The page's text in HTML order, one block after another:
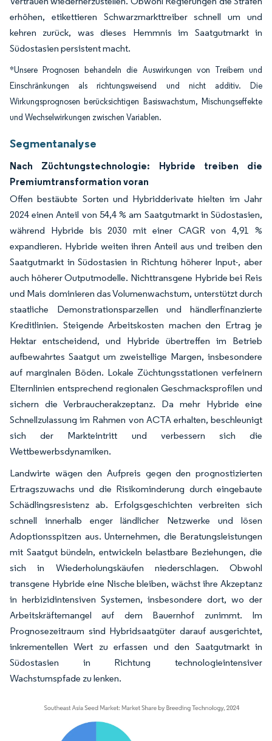
erhöhen, etikettieren Schwarzmarkttreiber schnell um und
kehren zurück, was dieses Hemmnis im Saatgutmarkt in
Südostasien persistent macht.
*Unsere Prognosen behandeln die Auswirkungen von Treibern und
Einschränkungen als richtungsweisend und nicht additiv. Die
Wirkungsprognosen berücksichtigen Basiswachstum, Mischungseffekte
und Wechselwirkungen zwischen Variablen.
Segmentanalyse
Nach Züchtungstechnologie: Hybride treiben die
Premiumtransformation voran
Offen bestäubte Sorten und Hybridderivate hielten im Jahr
2024 einen Anteil von 54,4 % am Saatgutmarkt in Südostasien,
während Hybride bis 2030 mit einer CAGR von 4,91 %
expandieren. Hybride weiten ihren Anteil aus und treiben den
Saatgutmarkt in Südostasien in Richtung höherer Input-, aber
auch höherer Outputmodelle. Nichttransgene Hybride bei Reis
und Mais dominieren das Volumenwachstum, unterstützt durch
staatliche Demonstrationsparzellen und händlerfinanzierte
Kreditlinien. Steigende Arbeitskosten machen den Ertrag je
Hektar entscheidend, und Hybride übertreffen im Betrieb
aufbewahrtes Saatgut um zweistellige Margen, insbesondere
auf marginalen Böden. Lokale Züchtungsstationen verfeinern
Elternlinien entsprechend regionalen Geschmacksprofilen und
sichern die Verbraucherakzeptanz. Da mehr Hybride eine
Schnellzulassung im Rahmen von ACTA erhalten, beschleunigt
sich der Markteintritt und verbessern sich die
Wettbewerbsdynamiken.
Landwirte wägen den Aufpreis gegen den prognostizierten
Ertragszuwachs und die Risikominderung durch eingebaute
Schädlingsresistenz ab. Erfolgsgeschichten verbreiten sich
schnell innerhalb enger ländlicher Netzwerke und lösen
Adoptionsspitzen aus. Unternehmen, die Beratungsleistungen
mit Saatgut bündeln, entwickeln belastbare Beziehungen, die
sich in Wiederholungskäufen niederschlagen. Obwohl
transgene Hybride eine Nische bleiben, wächst ihre Akzeptanz
in herbizidintensiven Systemen, insbesondere dort, wo der
Arbeitskräftemangel auf dem Bauernhof zunimmt. Im
Prognosezeitraum sind Hybridsaatgüter darauf ausgerichtet,
inkrementellen Wert zu erfassen und den Saatgutmarkt in
Südostasien in Richtung technologieintensiver
Wachstumspfade zu lenken.